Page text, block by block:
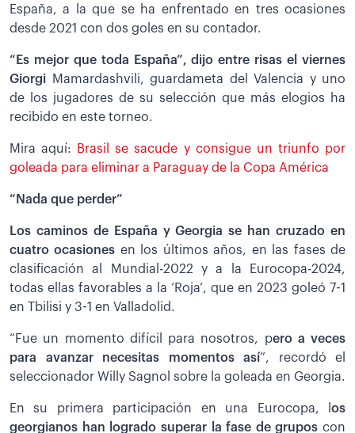
España, a la que se ha enfrentado en tres ocasiones
desde 2021 con dos goles en su contador.
“Es mejor que toda España”, dijo entre risas el viernes
Giorgi Mamardashvili, guardameta del Valencia y uno
de los jugadores de su selección que más elogios ha
recibido en este torneo.
Mira aquí:
Brasil se sacude y consigue un triunfo por
goleada para eliminar a Paraguay de la Copa América
“Nada que perder”
Los caminos de España y Georgia se han cruzado en
cuatro ocasiones en los últimos años, en las fases de
clasificación al Mundial-2022 y a la Eurocopa-2024,
todas ellas favorables a la ‘Roja’, que en 2023 goleó 7-1
en Tbilisi y 3-1 en Valladolid.
“Fue un momento difícil para nosotros, pero a veces
para avanzar necesitas momentos así”, recordó el
seleccionador Willy Sagnol sobre la goleada en Georgia.
En su primera participación en una Eurocopa, l os
georgianos han logrado superar la fase de grupos con